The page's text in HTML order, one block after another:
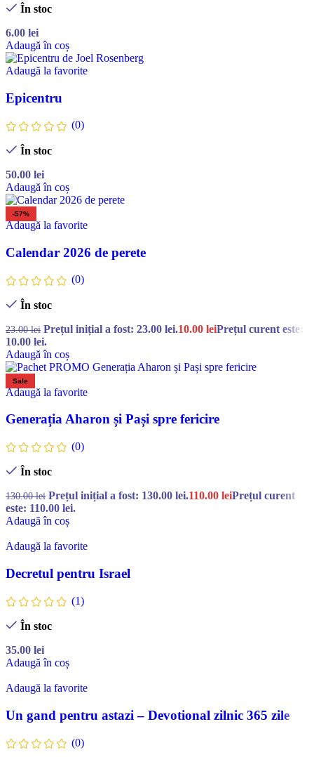
În stoc
6.00 lei
Adaugă în coș
Adaugă la favorite
Epicentru
(0)
În stoc
50.00 lei
Adaugă în coș
-57%
Adaugă la favorite
Calendar 2026 de perete
(0)
În stoc
23.00lei Prețul inițial a fost: 23.00 lei.10.00 leiPrețul curent este:
10.00 lei.
Adaugă în coș
Sale
Adaugă la favorite
Generația Aharon și Pași spre fericire
(0)
În stoc
130.00lei Prețul inițial a fost: 130.00 lei.110.00 leiPrețul curent
este: 110.00 lei.
Adaugă în coș
Adaugă la favorite
Decretul pentru Israel
(1)
În stoc
35.00 lei
Adaugă în coș
Adaugă la favorite
Un gand pentru astazi – Devotional zilnic 365 zile
(0)